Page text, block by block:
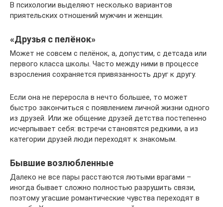
В психологии выделяют несколько вариантов
приятельских отношений мужчин и женщин.
«Друзья с пелёнок»
Может не совсем с пелёнок, а, допустим, с детсада или
первого класса школы. Часто между ними в процессе
взросления сохраняется привязанность друг к другу.
Если она не переросла в нечто большее, то может
быстро закончиться с появлением личной жизни одного
из друзей. Или же общение друзей детства постепенно
исчерпывает себя: встречи становятся редкими, а из
категории друзей люди переходят к знакомым.
Бывшие возлюбленные
Далеко не все пары расстаются лютыми врагами –
иногда бывает сложно полностью разрушить связи,
поэтому угасшие романтические чувства переходят в